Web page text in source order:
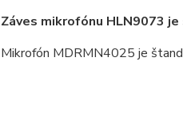
Záves mikrofónu HLN9073
Mikrofón MDRMN4025 je